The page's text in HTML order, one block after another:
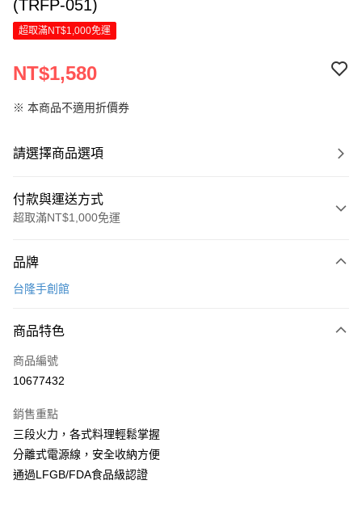
(TRFP-051)
超取滿NT$1,000免運
NT$1,580
※ 本商品不適用折價券
請選擇商品選項
付款與運送方式
超取滿NT$1,000免運
信用卡一次付款
Apple Pay
街口支付
Google Pay
全盈+PAY
大哥付你分期
品牌
台隆手創館
商品特色
商品編號
10677432
銷售重點
三段火力，各式料理輕鬆掌握
分離式電源線，安全收納方便
通過LFGB/FDA食品級認證